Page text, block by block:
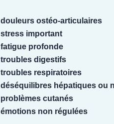
douleurs ostéo-articulaires
stress important
fatigue profonde
troubles digestifs
troubles respiratoires
déséquilibres hépatiques ou
problèmes cutanés
émotions non régulées